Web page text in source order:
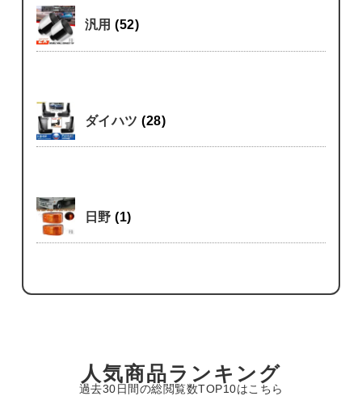
汎用(52)
ダイハツ(28)
日野(1)
人気商品ランキング
過去30日間の総閲覧数TOP10はこちら